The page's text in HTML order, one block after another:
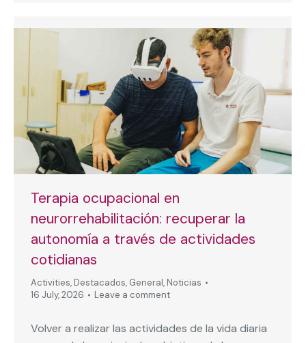
Terapia ocupacional en
neurorrehabilitación: recuperar la
autonomía a través de actividades
cotidianas
Activities, Destacados, General, Noticias
16 July, 2026
Leave a comment
Volver a realizar las actividades de la vida diaria